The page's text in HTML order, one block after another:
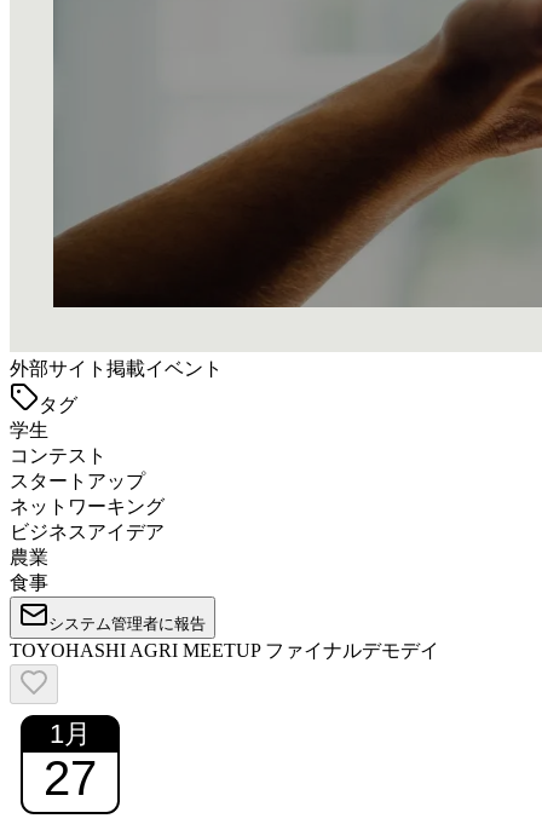
外部サイト掲載イベント
タグ
学生
コンテスト
スタートアップ
ネットワーキング
ビジネスアイデア
農業
食事
システム管理者に報告
TOYOHASHI AGRI MEETUP ファイナルデモデイ
1月
27